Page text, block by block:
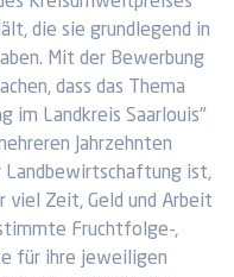
die sie grundlegend in
Mit der Bewerbung
dass das Thema
im Landkreis Saarlouis"
Jahrzehnten
Landbewirtschaftung ist,
viel Zeit, Geld und Arbeit
Fruchtfolge-,
für ihre jeweiligen